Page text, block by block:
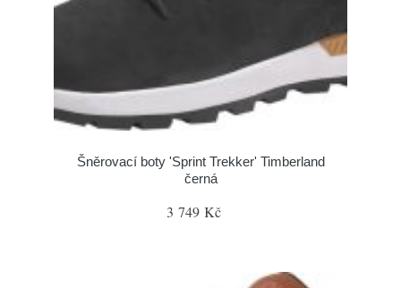
Šněrovací boty 'Sprint Trekker' Timberland
černá
3 749 Kč